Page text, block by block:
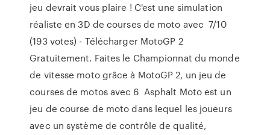
jeu devrait vous plaire ! C'est une simulation
réaliste en 3D de courses de moto avec 7/10
(193 votes) - Télécharger MotoGP 2
Gratuitement. Faites le Championnat du monde
de vitesse moto grâce à MotoGP 2, un jeu de
courses de motos avec 6 Asphalt Moto est un
jeu de course de moto dans lequel les joueurs
avec un système de contrôle de qualité,